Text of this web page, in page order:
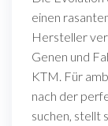
einen
Hersteller
Genen und
KTM. Für
nach der
suchen, stellt